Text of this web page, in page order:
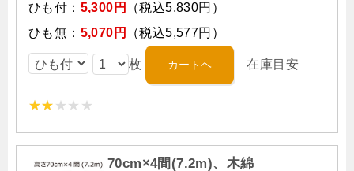
ひも付： 5,300円
（税込5,830円）
ひも無： 5,070円 （税込5,577円）
枚 在庫目安
70cm×4間(7.2m)、木綿